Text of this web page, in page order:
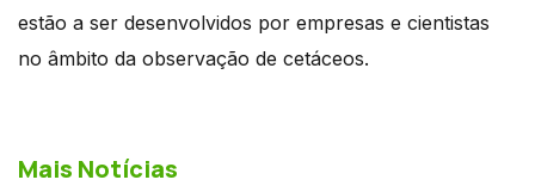
estão a ser desenvolvidos por empresas e cientistas
no âmbito da observação de cetáceos.
Mais Notícias